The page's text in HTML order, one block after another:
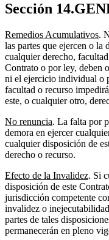
Sección
Remedios Acumulativos.
las partes que ejercen o la
cualquier derecho,
Contrato o por ley, deben
ni el ejercicio individual o
facultad o recurso
este, o cualquier otro,
No renuncia. La falta por
demora en ejercer
cualquier disposición de
derecho o recurso.
Efecto de la Invalidez. Si
disposición de este
jurisdicción competente
invalidez o
partes de tales
permanecerán en pleno